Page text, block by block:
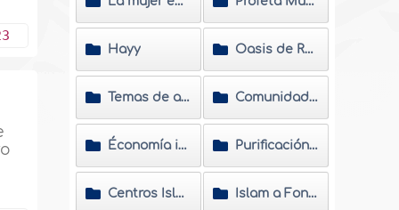
Hayy Oasis de Ramadán
Temas de actualidad Comunidades musulmanas
Économía islámica Purificación del alma
Centros Islámicos Islam a Fondo